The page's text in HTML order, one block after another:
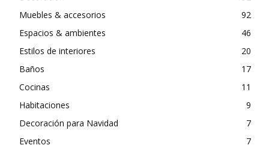
Muebles & accesorios
92
Espacios & ambientes
46
Estilos de interiores
20
Baños
17
Cocinas
11
Habitaciones
9
Decoración para Navidad
7
Eventos
7